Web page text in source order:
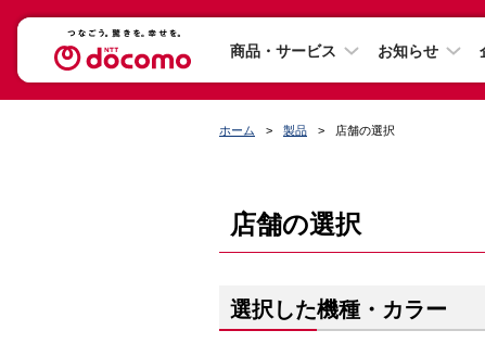
商品・サービス お知らせ
ホーム 製品 店舗の選択
店舗の選択
選択した機種・カラー